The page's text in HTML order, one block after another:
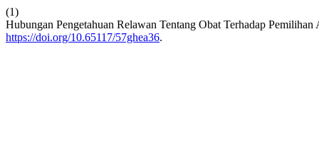
(1)
Hubungan Pengetahuan Relawan Tentang Obat Terhadap
https://doi.org/10.65117/57ghea36.